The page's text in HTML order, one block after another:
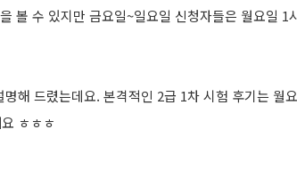
볼 수 있지만 금요일~일요일 신청자들은 월요일 1
해 드렸는데요. 본격적인 2급 1차 시험 후기는 월
ㅎㅎㅎ